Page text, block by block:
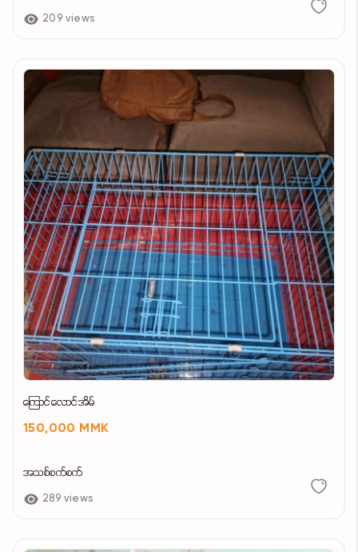
209 views
ကြောင်လောင်အိမ်
150,000 MMK
အသစ်စက်စက်
289 views